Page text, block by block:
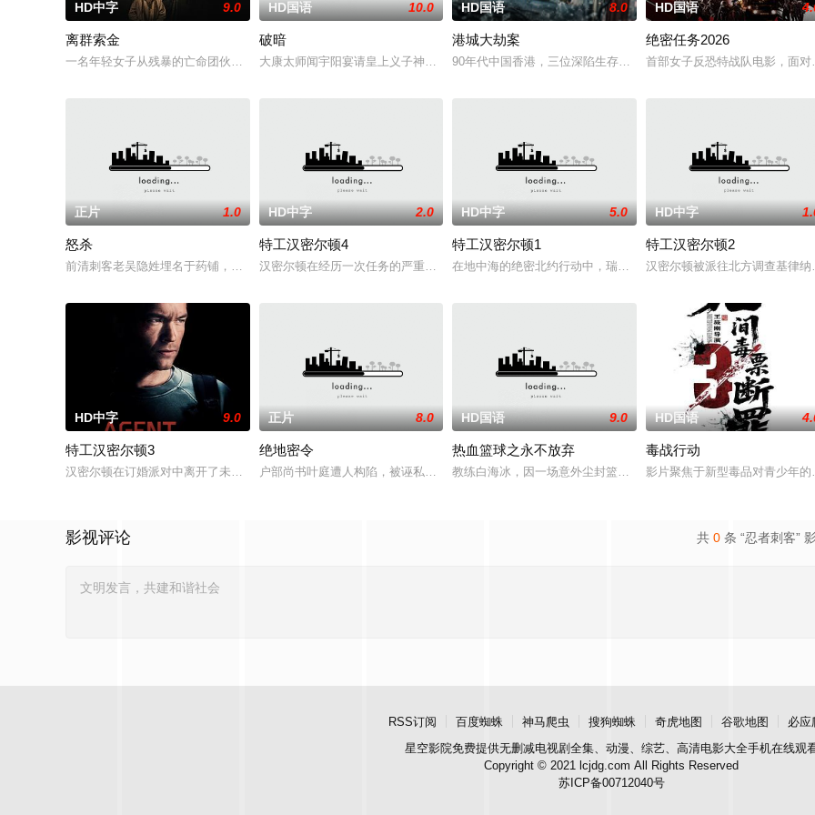
HD中字 9.0
离群索金
一名年轻女子从残暴的亡命团伙手中劫走了一批黄金，一路逃到边境荒原深处的偏远哨站暂避。歹徒很快循着踪迹追来，迅速控制了这座孤立
HD国语 10.0
破暗
大康太师闻宇阳宴请皇上义子神策府神威将军冷啸天，席间告知他一个消息，刚刚继任北疆镇海王的薛世
HD国语 8.0
港城大劫案
90年代中国香港，三位深陷生存绝境的底层小人物，因一场劫案命
HD国语
绝密任务2026
首部女子反恐特战队电影，面
正片 1.0
怒杀
前清刺客老吴隐姓埋名于药铺，却为守护单亲母女小茜和依依，被迫出手击杀黑帮一伙而暴露身份。幕后黑手向爷派杀手左轮抓住母女二人要
HD中字 2.0
特工汉密尔顿4
汉密尔顿在经历一次任务的严重后果后，陷入了自我毁灭的状态。然而，他被说服去执行他最擅长的任务
HD中字 5.0
特工汉密尔顿1
在地中海的绝密北约行动中，瑞典攻击潜水员遇害。汉密尔顿，受害
HD中字
特工汉密尔顿2
汉密尔顿被派往北方调查基律
HD中字 9.0
特工汉密尔顿3
汉密尔顿在订婚派对中离开了未婚妻，但他内心仍然渴望过正常生活。一名科学家被绑架，重要信息面临泄露风险。汉密尔顿决定返回未婚妻
正片 8.0
绝地密令
户部尚书叶庭遭人构陷，被诬私贪国库银两，身陷囹圄在即，叶庭急召其子叶护相见。叶护心知父亲蒙冤
HD国语 9.0
热血篮球之永不放弃
教练白海冰，因一场意外尘封篮球梦。为完成病危师兄的嘱托，他接
HD国语
毒战行动
影片聚焦于新型毒品对青少年
共 0 条 “忍者刺客”
影视评论
RSS订阅 百度蜘蛛 神马爬虫 搜狗蜘蛛 奇虎地图 谷歌地图
必应
星空影院免费提供无删减电视剧全集、动漫、综艺、高清电影大全手机在线观
Copyright © 2021 lcjdg.com All Rights Reserved
苏ICP备00712040号